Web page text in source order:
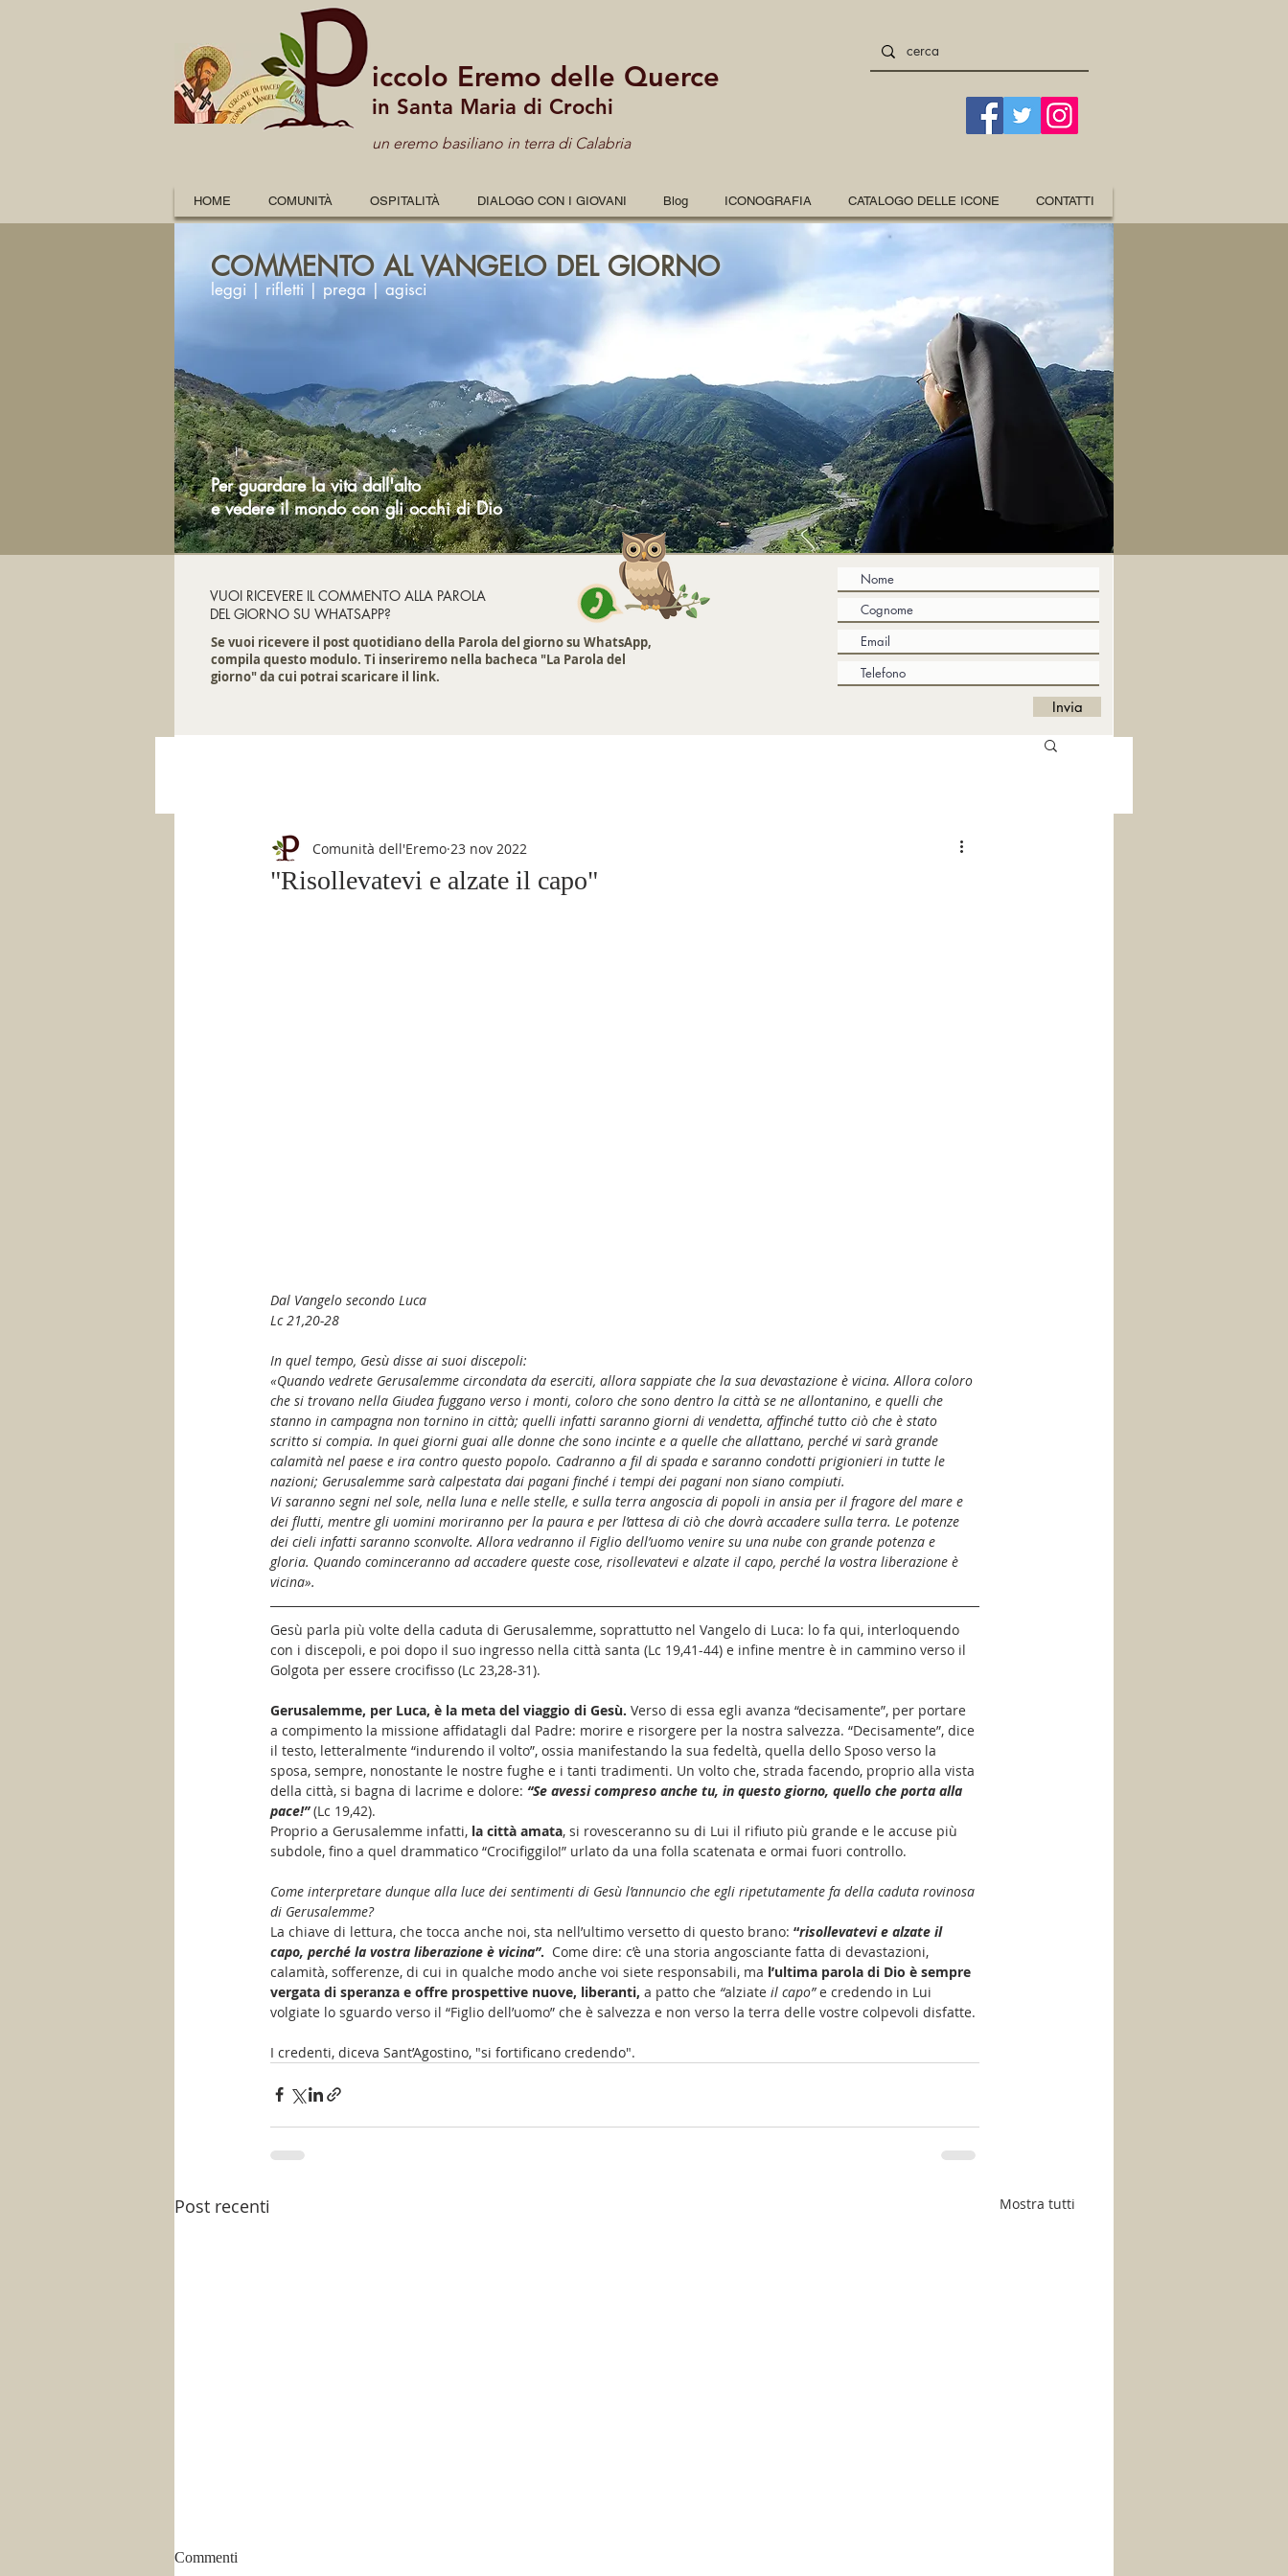
iccolo Eremo delle Querce
in Santa Maria di Crochi
un eremo basiliano in terra di Calabria
HOME COMUNITÀ OSPITALITÀ DIALOGO CON I GIOVANI Blog ICONOGRAFIA CATALOGO DELLE ICONE CONTATTI
Per guardare la vita dall'alto
e vedere il mondo con gli occhi di Dio
COMMENTO AL VANGELO DEL GIORNO
leggi | rifletti | prega | agisci
VUOI RICEVERE IL COMMENTO ALLA PAROLA
DEL GIORNO SU WHATSAPP?
Se vuoi ricevere il post quotidiano della Parola del giorno su WhatsApp,
compila questo modulo. Ti inseriremo nella bacheca "La Parola del
giorno" da cui potrai scaricare il link.
Invia
"Risollevatevi e alzate il capo"
Comunità dell'Eremo 23 nov 2022
Dal Vangelo secondo Luca
Lc 21,20-28
In quel tempo, Gesù disse ai suoi discepoli:
«Quando vedrete Gerusalemme circondata da eserciti, allora sappiate che la sua devastazione è vicina. Allora coloro
che si trovano nella Giudea fuggano verso i monti, coloro che sono dentro la città se ne allontanino, e quelli che
stanno in campagna non tornino in città; quelli infatti saranno giorni di vendetta, affinché tutto ciò che è stato
scritto si compia. In quei giorni guai alle donne che sono incinte e a quelle che allattano, perché vi sarà grande
calamità nel paese e ira contro questo popolo. Cadranno a fil di spada e saranno condotti prigionieri in tutte le
nazioni; Gerusalemme sarà calpestata dai pagani finché i tempi dei pagani non siano compiuti.
Vi saranno segni nel sole, nella luna e nelle stelle, e sulla terra angoscia di popoli in ansia per il fragore del mare e
dei flutti, mentre gli uomini moriranno per la paura e per l’attesa di ciò che dovrà accadere sulla terra. Le potenze
dei cieli infatti saranno sconvolte. Allora vedranno il Figlio dell’uomo venire su una nube con grande potenza e
gloria. Quando cominceranno ad accadere queste cose, risollevatevi e alzate il capo, perché la vostra liberazione è
vicina».
Gesù parla più volte della caduta di Gerusalemme, soprattutto nel Vangelo di Luca: lo fa qui, interloquendo
con i discepoli, e poi dopo il suo ingresso nella città santa (Lc 19,41-44) e infine mentre è in cammino verso il
Golgota per essere crocifisso (Lc 23,28-31).
Gerusalemme, per Luca, è la meta del viaggio di Gesù. Verso di essa egli avanza “decisamente”, per portare
a compimento la missione affidatagli dal Padre: morire e risorgere per la nostra salvezza. “Decisamente”, dice
il testo, letteralmente “indurendo il volto”, ossia manifestando la sua fedeltà, quella dello Sposo verso la
sposa, sempre, nonostante le nostre fughe e i tanti tradimenti. Un volto che, strada facendo, proprio alla vista
della città, si bagna di lacrime e dolore: “Se avessi compreso anche tu, in questo giorno, quello che porta alla
pace!” (Lc 19,42).
Proprio a Gerusalemme infatti, la città amata, si rovesceranno su di Lui il rifiuto più grande e le accuse più
subdole, fino a quel drammatico “Crocifiggilo!” urlato da una folla scatenata e ormai fuori controllo.
Come interpretare dunque alla luce dei sentimenti di Gesù l’annuncio che egli ripetutamente fa della caduta rovinosa
di Gerusalemme?
La chiave di lettura, che tocca anche noi, sta nell’ultimo versetto di questo brano: “risollevatevi e alzate il
capo, perché la vostra liberazione è vicina”. Come dire: c’è una storia angosciante fatta di devastazioni,
calamità, sofferenze, di cui in qualche modo anche voi siete responsabili, ma l’ultima parola di Dio è sempre
vergata di speranza e offre prospettive nuove, liberanti, a patto che “alziate il capo” e credendo in Lui
volgiate lo sguardo verso il “Figlio dell’uomo” che è salvezza e non verso la terra delle vostre colpevoli disfatte.
I credenti, diceva Sant’Agostino, "si fortificano credendo".
Post recenti Mostra tutti
Commenti